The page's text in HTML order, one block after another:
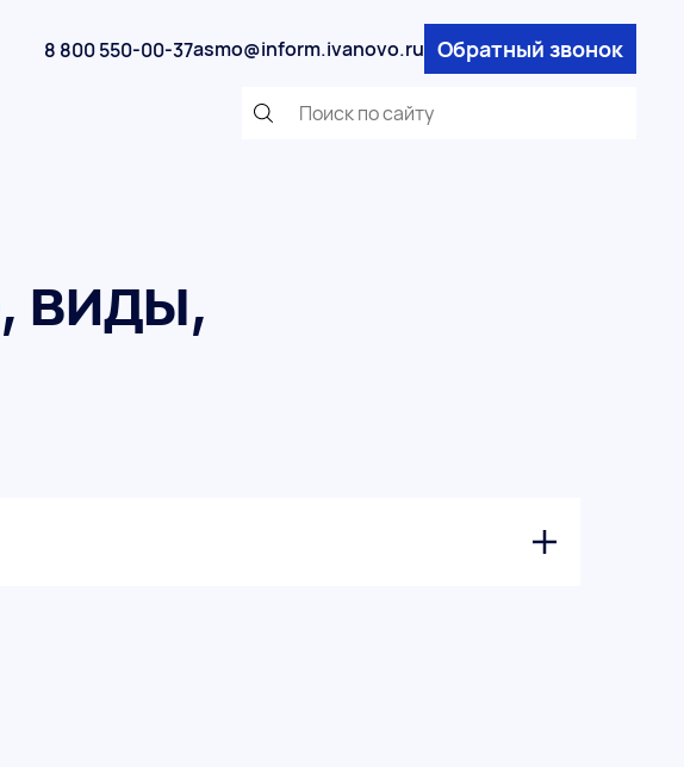
8 800 550-00-37asmo@inform.ivanovo.ru Обратный звонок
виды,